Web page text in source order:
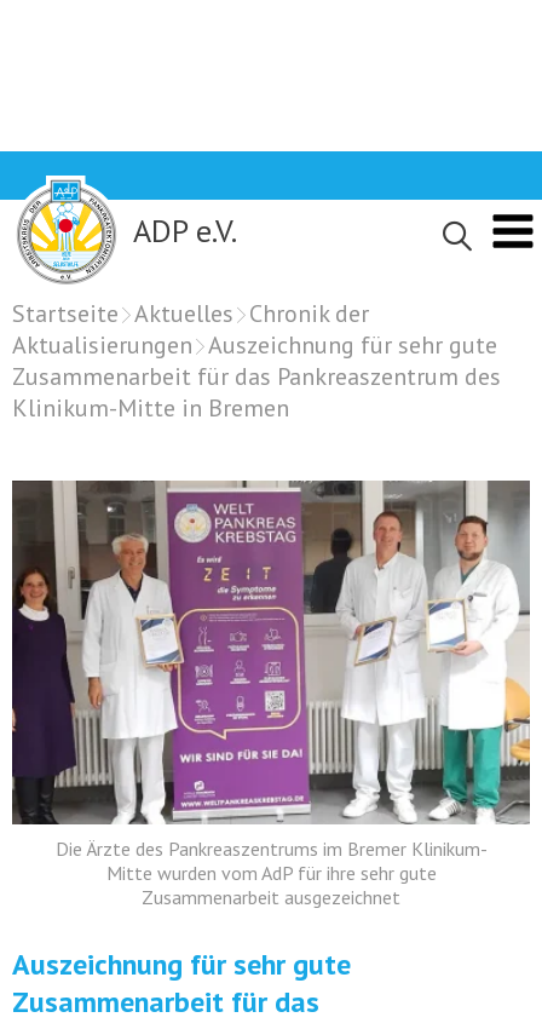
to
content
ADP e.V.
Startseite Aktuelles Chronik der
Aktualisierungen Auszeichnung für sehr gute
Zusammenarbeit für das Pankreaszentrum des
Klinikum-Mitte in Bremen
Die Ärzte des Pankreaszentrums im Bremer Klinikum-
Mitte wurden vom AdP für ihre sehr gute
Zusammenarbeit ausgezeichnet
Auszeichnung für sehr gute
Zusammenarbeit für das